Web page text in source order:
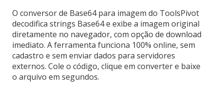
O conversor de Base64 para imagem do ToolsPivot
decodifica strings Base64 e exibe a imagem original
diretamente no navegador, com opção de download
imediato. A ferramenta funciona 100% online, sem
cadastro e sem enviar dados para servidores
externos. Cole o código, clique em converter e baixe
o arquivo em segundos.